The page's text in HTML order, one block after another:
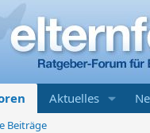
Aktuelles
Beiträge